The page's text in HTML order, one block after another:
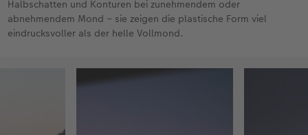
Halbschatten und Konturen bei zunehmendem oder
abnehmendem Mond – sie zeigen die plastische Form viel
eindrucksvoller als der helle Vollmond.